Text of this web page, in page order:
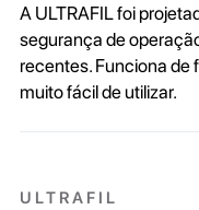
A ULTRAFIL foi
segurança de
recentes. Funciona
muito fácil de utilizar.
ULTRAFIL